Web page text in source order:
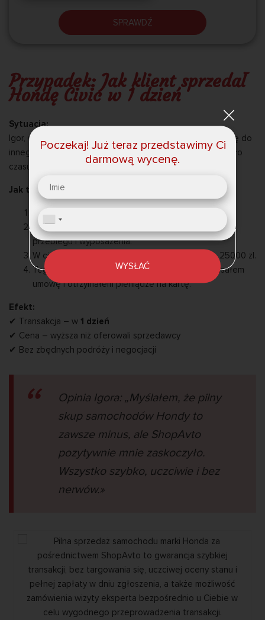
SPRAWDŹ
Przypadek: Jak klient sprzedał
Hondę Civic w 1 dzień
Sytuacja:
Igor, właściciel Civica z 2013 roku, pilnie przeprowadzał się do
innego miasta. Samochód był w dobrym stanie, ale nie było
czasu, aby sprzedać go za pośrednictwem ogłoszeń.
Jak to zrobiłem:
Wysłałem zdjęcie samochodu oraz dane dotyczące
przebiegu i wyposażenia.
W ciągu 15 minut otrzymałem ofertę cenową – 25000 zl.
Tego samego dnia przyszedłem do biura, podpisałem
umowę i otrzymałem pieniądze na kartę.
Efekt:
✔ Transakcja – w 1 dzień
✔ Cena – wyższa niż oferowali sprzedawcy
✔ Bez zbędnych podróży i negocjacji
Opinia Igora: „Myślałem, że pilny
skup samochodów Hondy to
zawsze minus, ale ShopAvto
pozytywnie mnie zaskoczyło.
Wszystko szybko, uczciwie i bez
nerwów.»
Poczekaj! Już teraz przedstawimy Ci
darmową wycenę.
WYSŁAĆ